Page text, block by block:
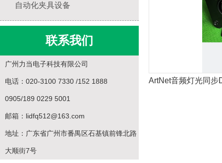
自动化夹具设备
联系我们
广州力当电子科技有限公司
电话：020-3100 7330 /152 1888
0905/189 0229 5001
邮箱：lidfq512@163.com
地址：广东省广州市番禺区石基镇前锋北路
大顺街7号
ArtNet音频灯光同步